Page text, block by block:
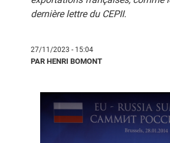
dernière lettre du CEPII.
27/11/2023 - 15:04
PAR HENRI BOMONT